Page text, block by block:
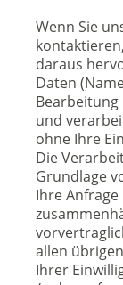
Wenn Sie
daraus
Daten
Bearbeitung
und
ohne Ihre
Die
Grundlage
Ihre
allen
Ihrer